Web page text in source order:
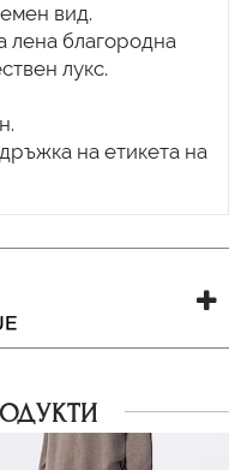
вид.
лена благородна
лукс.
на етикета на